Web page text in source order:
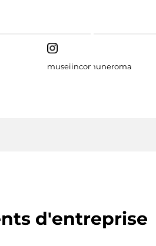
museiincomuneroma
d'entreprise